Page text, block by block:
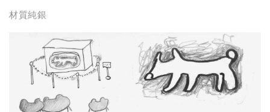
材質純銀